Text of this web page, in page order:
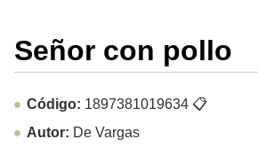
Señor con pollo
Código: 1897381019634📋
Autor: De Vargas